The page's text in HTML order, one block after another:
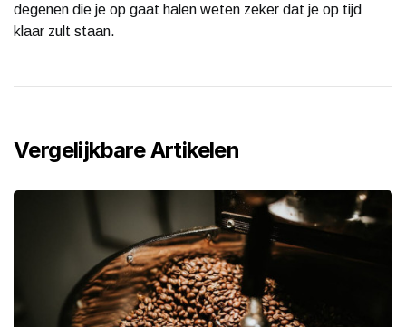
degenen die je op gaat halen weten zeker dat je op tijd
klaar zult staan.
Vergelijkbare Artikelen